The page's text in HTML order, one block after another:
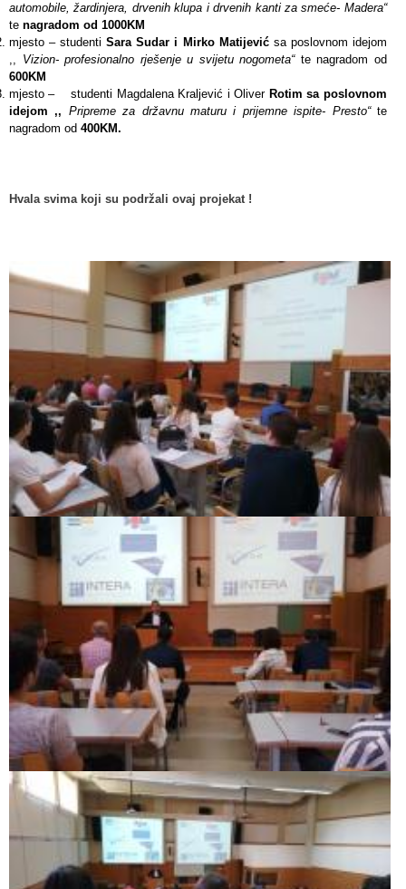
automobile, žardinjera, drvenih klupa i drvenih kanti za smeće- Madera“
te nagradom od 1000KM
mjesto – studentiSara Sudar i Mirko Matijevićsa poslovnom idejom
,, Vizion- profesionalno rješenje u svijetu nogometa“te nagradom od
600KM
mjesto – studenti Magdalena Kraljević i Oliver Rotim sa poslovnom
idejom ,, Pripreme za državnu maturu i prijemne ispite- Presto“ te
nagradom od 400KM.
Hvala svima koji su podržali ovaj projekat !